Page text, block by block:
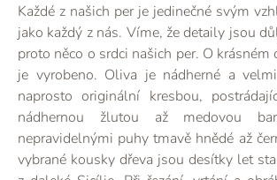
Každé z našich per je jedinečné svým
jako každý z nás. Víme, že detaily jsou
proto něco o srdci našich per. O krásném
je vyrobeno. Oliva je nádherné a
naprosto originální kresbou,
nádhernou žlutou až medovou
nepravidelnými puhy tmavě hnědé až
vybrané kousky dřeva jsou desítky let